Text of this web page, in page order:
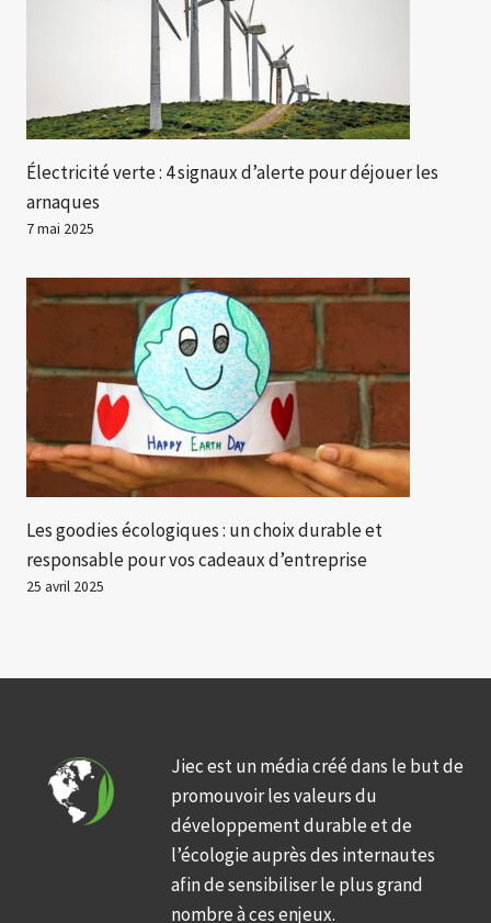
Électricité verte : 4 signaux d’alerte pour déjouer les
arnaques
7 mai 2025
Les goodies écologiques : un choix durable et
responsable pour vos cadeaux d’entreprise
25 avril 2025
Jiec est un média créé dans le but de
promouvoir les valeurs du
développement durable et de
l’écologie auprès des internautes
afin de sensibiliser le plus grand
nombre à ces enjeux.